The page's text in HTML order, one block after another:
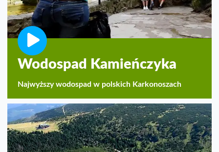
Wodospad Kamieńczyka
Najwyższy wodospad w polskich Karkonoszach